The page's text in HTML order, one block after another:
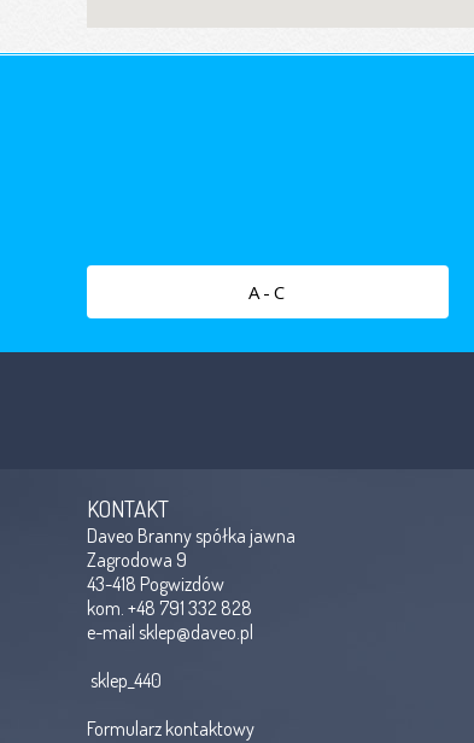
A-C
KONTAKT
Daveo Branny spółka jawna
Zagrodowa 9
43-418 Pogwizdów
kom. +48 791 332 828
e-mail sklep@daveo.pl
sklep_440
Formularz kontaktowy